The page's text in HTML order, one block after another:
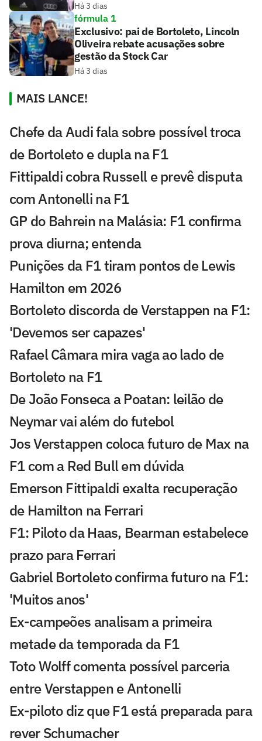
Há 3 dias
fórmula 1
Exclusivo: pai de Bortoleto, Lincoln
Oliveira rebate acusações sobre
gestão da Stock Car
Há 3 dias
MAIS LANCE!
Chefe da Audi fala sobre possível troca
de Bortoleto e dupla na F1
Fittipaldi cobra Russell e prevê disputa
com Antonelli na F1
GP do Bahrein na Malásia: F1 confirma
prova diurna; entenda
Punições da F1 tiram pontos de Lewis
Hamilton em 2026
Bortoleto discorda de Verstappen na F1:
'Devemos ser capazes'
Rafael Câmara mira vaga ao lado de
Bortoleto na F1
De João Fonseca a Poatan: leilão de
Neymar vai além do futebol
Jos Verstappen coloca futuro de Max na
F1 com a Red Bull em dúvida
Emerson Fittipaldi exalta recuperação
de Hamilton na Ferrari
F1: Piloto da Haas, Bearman estabelece
prazo para Ferrari
Gabriel Bortoleto confirma futuro na F1:
'Muitos anos'
Ex-campeões analisam a primeira
metade da temporada da F1
Toto Wolff comenta possível parceria
entre Verstappen e Antonelli
Ex-piloto diz que F1 está preparada para
rever Schumacher